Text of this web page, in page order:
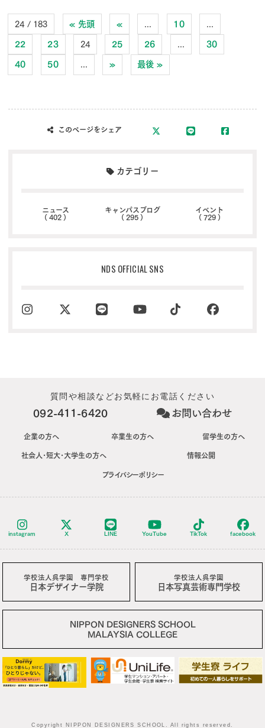
24 / 183 « 先頭 « 10
22 23 24 25 26 ... 30
40 50 ... » 最後 »
このページをシェア
カテゴリー
ニュース
( 402 )
キャンパスブログ
( 295 )
イベント
( 729 )
NDS OFFICIAL SNS
質問や相談などお気軽にお電話ください
092-411-6420 お問い合わせ
企業の方へ 卒業生の方へ 留学生の方へ
社会人･短大･大学生の方へ 情報公開
プライバシーポリシー
instagram X LINE YouTube TikTok facebook
学校法人呉学園 専門学校
日本デザイナー学院
学校法人呉学園
日本写真芸術専門学校
NIPPON DESIGNERS SCHOOL
MALAYSIA COLLEGE
Copyright NIPPON DESIGNERS SCHOOL. All rights reserved.